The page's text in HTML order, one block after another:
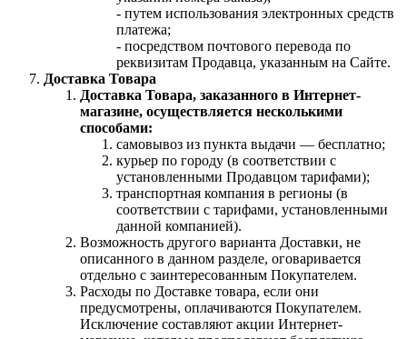
- путем использования электронных средств
платежа;
- посредством почтового перевода по
реквизитам Продавца, указанным на Сайте.
Доставка Товара
Доставка Товара, заказанного в Интернет-
магазине, осуществляется несколькими
способами:
самовывоз из пункта выдачи — бесплатно;
курьер по городу (в соответствии с
установленными Продавцом тарифами);
транспортная компания в регионы (в
соответствии с тарифами, установленными
данной компанией).
Возможность другого варианта Доставки, не
описанного в данном разделе, оговаривается
отдельно с заинтересованным Покупателем.
Расходы по Доставке товара, если они
предусмотрены, оплачиваются Покупателем.
Исключение составляют акции Интернет-